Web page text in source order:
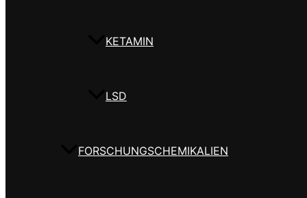
KETAMIN
LSD
FORSCHUNGSCHEMIKALIEN